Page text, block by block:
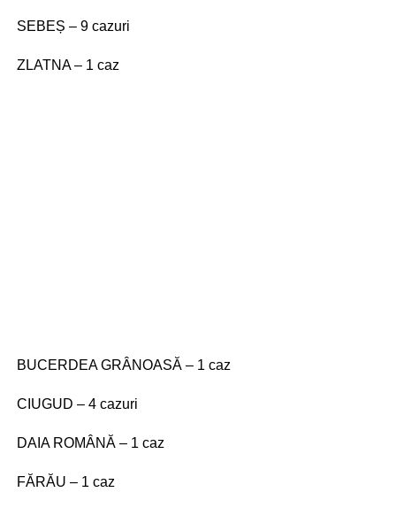
SEBEȘ – 9 cazuri
ZLATNA – 1 caz
BUCERDEA GRÂNOASĂ – 1 caz
CIUGUD – 4 cazuri
DAIA ROMÂNĂ – 1 caz
FĂRĂU – 1 caz